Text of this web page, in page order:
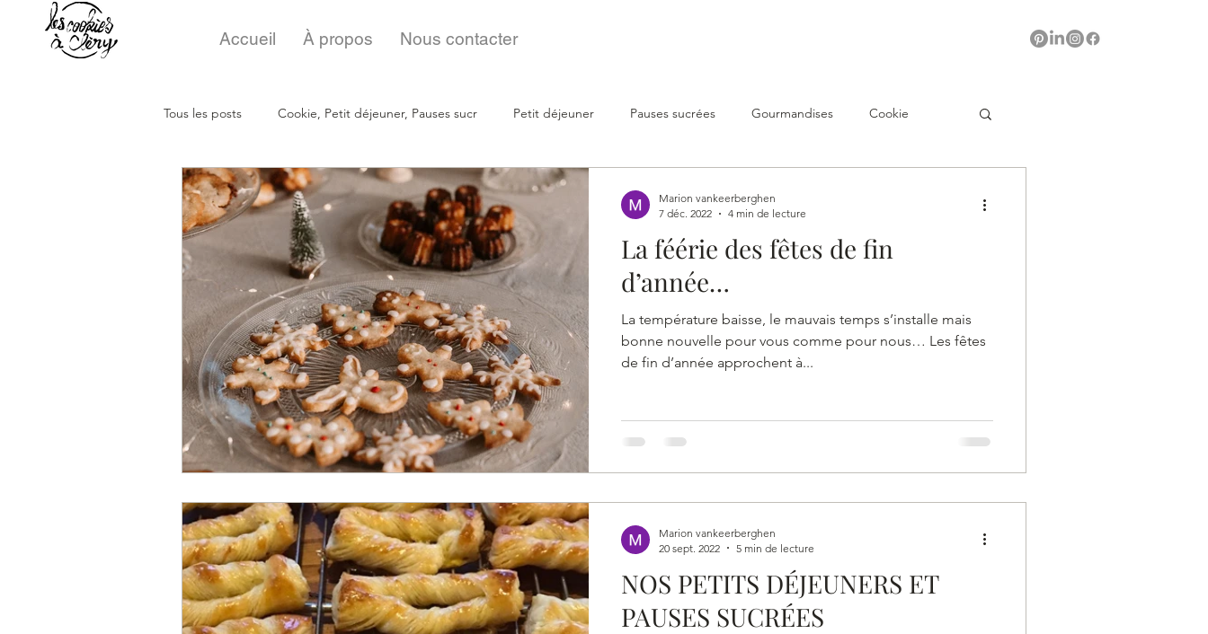
Accueil À propos Nous contacter
Tous les posts Cookie, Petit déjeuner, Pauses sucr Petit déjeuner Pauses sucrées Gourmandises Cookie
Traiteur sucré
La féérie des fêtes de fin
d’année…
La température baisse, le mauvais temps s’installe mais
bonne nouvelle pour vous comme pour nous… Les fêtes
de fin d’année approchent à...
Marion vankeerberghen
7 déc. 2022
4 min de lecture
NOS PETITS DÉJEUNERS ET
PAUSES SUCRÉES
Marion vankeerberghen
20 sept. 2022
5 min de lecture